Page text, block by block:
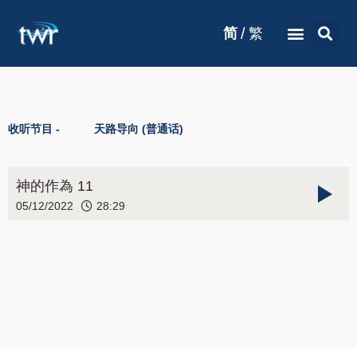
简 / 繁
收听节目 - 天路导向 (普通话)
神的作為 11
05/12/2022 28:29